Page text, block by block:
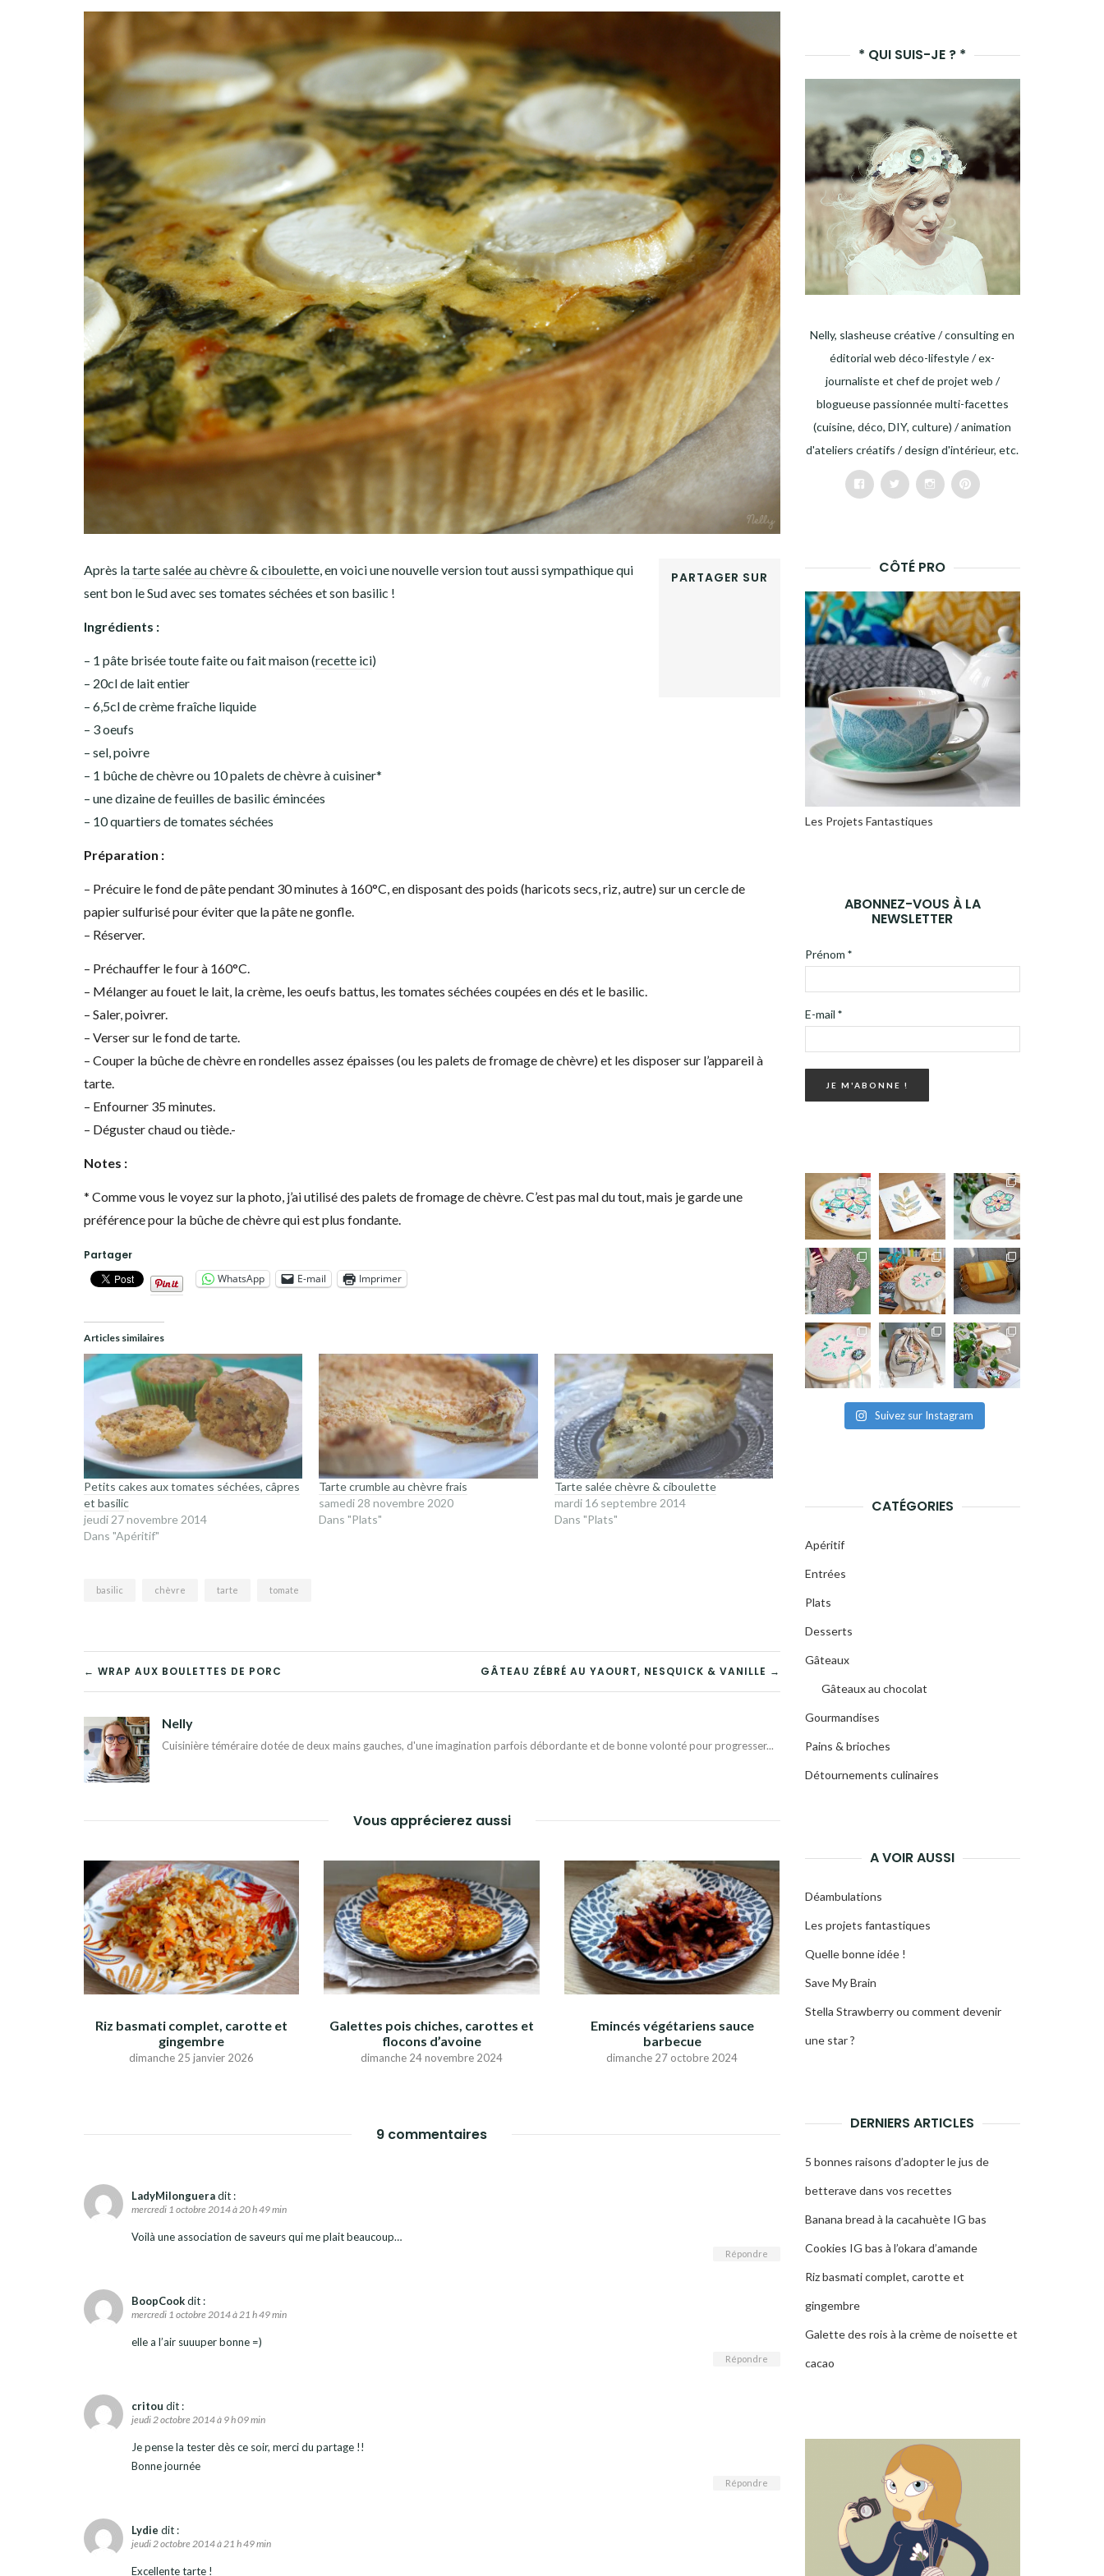
PARTAGER SUR
Après latarte salée au chèvre & ciboulette , en voici une nouvelle version tout aussi sympathique qui
sent bon le Sud avec ses tomates séchées et son basilic !
Ingrédients :
– 1 pâte brisée toute faite ou fait maison (recette ici)
– 20cl de lait entier
– 6,5cl de crème fraîche liquide
– 3 oeufs
– sel, poivre
– 1 bûche de chèvre ou 10 palets de chèvre à cuisiner*
– une dizaine de feuilles de basilic émincées
– 10 quartiers de tomates séchées
Préparation :
– Précuire le fond de pâte pendant 30 minutes à 160°C, en disposant des poids (haricots secs, riz, autre) sur un cercle de
papier sulfurisé pour éviter que la pâte ne gonfle.
– Réserver.
– Préchauffer le four à 160°C.
– Mélanger au fouet le lait, la crème, les oeufs battus, les tomates séchées coupées en dés et le basilic.
– Saler, poivrer.
– Verser sur le fond de tarte.
– Couper la bûche de chèvre en rondelles assez épaisses (ou les palets de fromage de chèvre) et les disposer sur l’appareil à
tarte.
– Enfourner 35 minutes.
– Déguster chaud ou tiède.-
Notes :
* Comme vous le voyez sur la photo, j’ai utilisé des palets de fromage de chèvre. C’est pas mal du tout, mais je garde une
préférence pour la bûche de chèvre qui est plus fondante.
Partager
WhatsApp
E-mail Imprimer
Articles similaires
Petits cakes aux tomates séchées, câpres
et basilic
jeudi 27 novembre 2014
Dans "Apéritif"
Tarte crumble au chèvre frais
samedi 28 novembre 2020
Dans "Plats"
Tarte salée chèvre & ciboulette
mardi 16 septembre 2014
Dans "Plats"
basilic chèvre tarte tomate
NAVIGATION
DE
L’ARTICLE
← WRAP AUX BOULETTES DE PORC GÂTEAU ZÉBRÉ AU YAOURT, NESQUICK & VANILLE →
Nelly
Cuisinière téméraire dotée de deux mains gauches, d'une imagination parfois débordante et de bonne volonté pour progresser...
Vous apprécierez aussi
Riz basmati complet, carotte et
gingembre
dimanche 25 janvier 2026
Galettes pois chiches, carottes et
flocons d’avoine
dimanche 24 novembre 2024
Emincés végétariens sauce
barbecue
dimanche 27 octobre 2024
9 commentaires
LadyMilongueradit :
mercredi 1 octobre 2014 à 20 h 49 min
Voilà une association de saveurs qui me plait beaucoup…
Répondre
BoopCookdit :
mercredi 1 octobre 2014 à 21 h 49 min
elle a l’air suuuper bonne =)
Répondre
critou dit :
jeudi 2 octobre 2014 à 9 h 09 min
Je pense la tester dès ce soir, merci du partage !!
Bonne journée
Répondre
Lydie dit :
jeudi 2 octobre 2014 à 21 h 49 min
Excellente tarte !
* QUI SUIS-JE ? *
Nelly, slasheuse créative / consulting en
éditorial web déco-lifestyle / ex-
journaliste et chef de projet web /
blogueuse passionnée multi-facettes
(cuisine, déco, DIY, culture) / animation
d'ateliers créatifs / design d'intérieur, etc.
FacebookTwitter InstagramPinterest
CÔTÉ PRO
Les Projets Fantastiques
ABONNEZ-VOUS À LA
NEWSLETTER
Prénom *
E-mail *
Suivez sur Instagram
CATÉGORIES
Apéritif
Entrées
Plats
Desserts
Gâteaux
Gâteaux au chocolat
Gourmandises
Pains & brioches
Détournements culinaires
A VOIR AUSSI
Déambulations
Les projets fantastiques
Quelle bonne idée !
Save My Brain
Stella Strawberry ou comment devenir
une star ?
DERNIERS ARTICLES
5 bonnes raisons d’adopter le jus de
betterave dans vos recettes
Banana bread à la cacahuète IG bas
Cookies IG bas à l’okara d’amande
Riz basmati complet, carotte et
gingembre
Galette des rois à la crème de noisette et
cacao
Facebook
TwitterInstagram
Pinterest